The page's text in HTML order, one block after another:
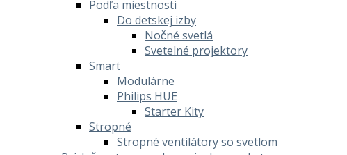
Podľa miestnosti
Do detskej izby
Nočné svetlá
Svetelné projektory
Smart
Modulárne
Philips HUE
Starter Kity
Stropné
Stropné ventilátory so svetlom